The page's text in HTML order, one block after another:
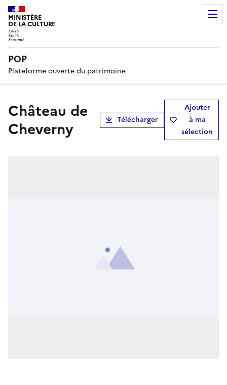
MINISTÈRE
DE LA CULTURE
POP
Plateforme ouverte du patrimoine
Château de
Cheverny
Télécharger
Ajouter
à ma
sélection